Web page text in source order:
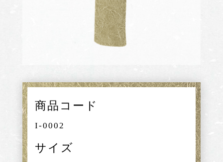
商品コード
I-0002
サイズ